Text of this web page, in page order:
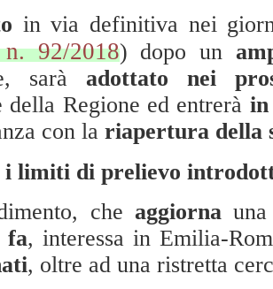
in via definitiva nei
92/2018) dopo un
sarà adottato nei
della Regione ed entrerà in
con la riapertura della
i limiti di prelievo
che aggiorna
fa, interessa in Emilia-
, oltre ad una ristretta